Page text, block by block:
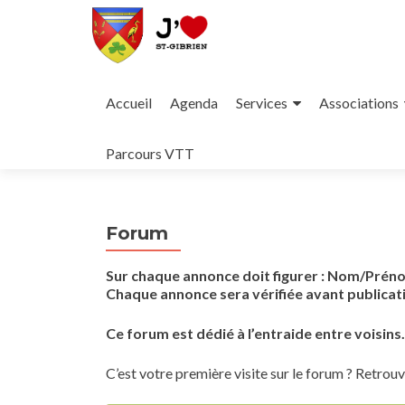
au
Accueil Agenda Services Associations
Parcours VTT
Forum
Sur chaque annonce doit figurer : Nom/
Chaque annonce sera vérifiée avant
Ce forum est dédié à l’entraide entre
C’est votre première visite sur le forum ?